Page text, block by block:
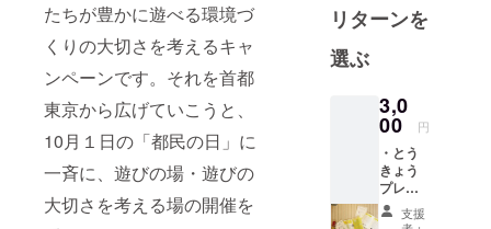
たちが豊かに遊べる環境づ
くりの大切さを考えるキャ
ンペーンです。それを首都
東京から広げていこうと、
10月１日の「都民の日」に
一斉に、遊びの場・遊びの
大切さを考える場の開催を
が、現在
は、後援協
力してきた
一般社団法
人TOKYO
PLAYの一プ
ロジェクト
として実施
していま
リターンを
選ぶ
3,0
00 円
・とう
きょう
プレイ
デーミ
ニス支援